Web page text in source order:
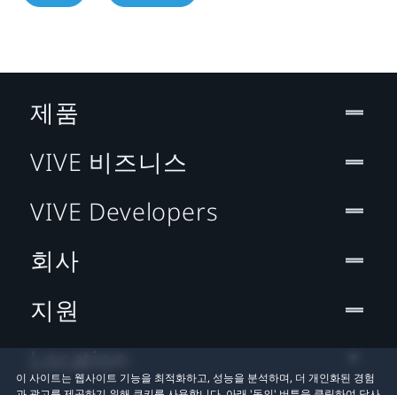
이 사이트는 웹사이트 기능을 최적화하고, 성능을 분석하며, 더 개인화된 경험
제품
VIVE 비즈니스
VIVE Developers
회사
지원
Location